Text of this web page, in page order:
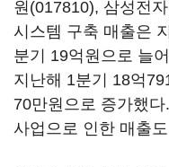
원(017810), 삼성전
시스템 구축 매출은
분기 19억원으로 늘
지난해 1분기 18억
70만원으로 증가했
사업으로 인한 매출